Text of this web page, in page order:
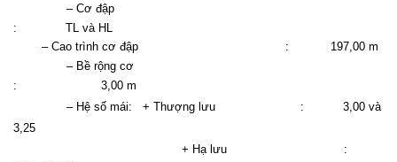
– Cơ đập
:
TL và HL
– Cao trình cơ đập :
197,00 m
– Bề rộng cơ
:
3,00 m
– Hệ số mái:
+ Thượng lưu :
3,00 và
3,25
+ Hạ lưu
: